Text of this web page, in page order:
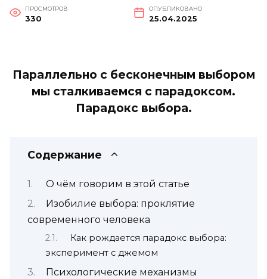
ПРОСМОТРОВ
330
ОПУБЛИКОВАНО
25.04.2025
Параллельно с бесконечным выбором
мы сталкиваемся с парадоксом.
Парадокс выбора.
Содержание
О чём говорим в этой статье
Изобилие выбора: проклятие
современного человека
Как рождается парадокс выбора:
эксперимент с джемом
Психологические механизмы